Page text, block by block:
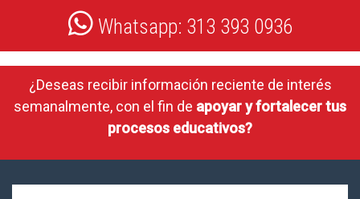
Whatsapp: 313 393 0936
¿Deseas recibir información reciente de interés
semanalmente, con el fin de apoyar y fortalecer tus
procesos educativos?